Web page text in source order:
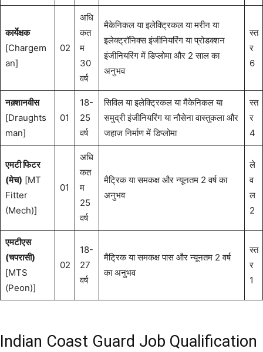
कार्येक्षक
[Chargem
an]
02
अधि
कत
म
30
वर्ष
मैकेनिकल या इलेक्ट्रिकल या मरीन या
इलेक्ट्रॉनिक्स इंजीनियरिंग या प्रोडक्शन
इंजीनियरिंग में डिप्लोमा और 2 साल का
अनुभव
स्त
र
6
नक़्शानवीस
[Draughts
man]
01
18-
25
वर्ष
सिविल या इलेक्ट्रिकल या मैकेनिकल या
समुद्री इंजीनियरिंग या नौसेना वास्तुकला और
जहाज निर्माण में डिप्लोमा
स्त
र
4
एमटी फिटर
(मेच) [MT
Fitter
(Mech)]
01
अधि
कत
म
25
वर्ष
मैट्रिक या समकक्ष और न्यूनतम 2 वर्ष का
अनुभव
ले
व
ल
2
एमटीएस
(चपरासी)
[MTS
(Peon)]
02
18-
27
वर्ष
मैट्रिक या समकक्ष पास और न्यूनतम 2 वर्ष
का अनुभव
स्त
र
1
Indian Coast Guard Job Qualification